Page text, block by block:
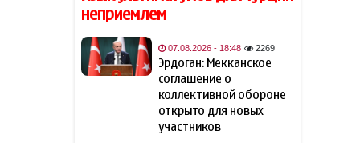
отверг вариант досрочной
отставки Мерца с поста
канцлера
Bloomberg: Украина обещала
США не атаковать
инфраструктуру КТК в
Черном море
неприемлем
07.08.2026 - 18:48 2269
Эрдоган: Мекканское
соглашение о
коллективной обороне
открыто для новых
участников